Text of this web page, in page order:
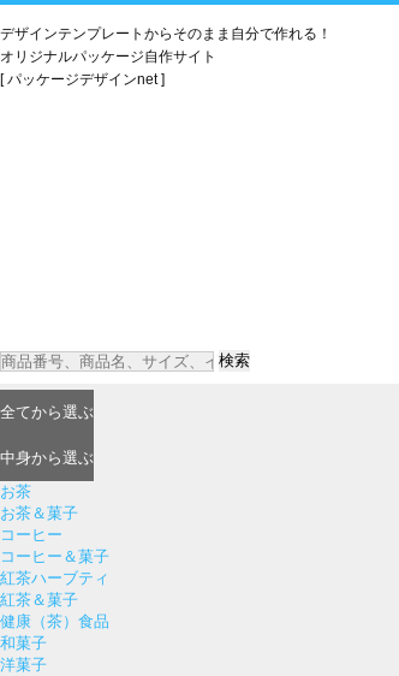
デザインテンプレートからそのまま自分で作れる！
オリジナルパッケージ自作サイト
[ パッケージデザインnet ]
検索
全てから選ぶ
中身から選ぶ
お茶
お茶＆菓子
コーヒー
コーヒー＆菓子
紅茶ハーブティ
紅茶＆菓子
健康（茶）食品
和菓子
洋菓子